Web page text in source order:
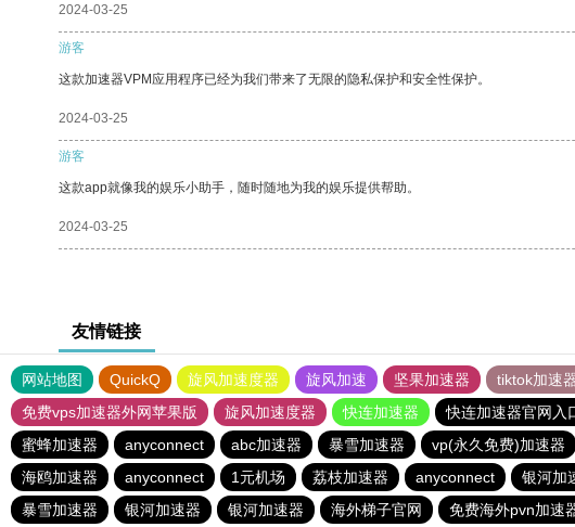
2024-03-25
游客
这款加速器VPM应用程序已经为我们带来了无限的隐私保护和安全性保护。
2024-03-25
游客
这款app就像我的娱乐小助手，随时随地为我的娱乐提供帮助。
2024-03-25
友情链接
网站地图 QuickQ 旋风加速度器 旋风加速 坚果加速器 tiktok加速
免费vps加速器外网苹果版
旋风加速度器 快连加速器 快连加速器官网入
蜜蜂加速器
anyconnect abc加速器 暴雪加速器 vp(永久免费)加速器
海鸥加速器
anyconnect 1元机场 荔枝加速器 anyconnect 银河加
暴雪加速器
银河加速器 银河加速器 海外梯子官网 免费海外pvn加速